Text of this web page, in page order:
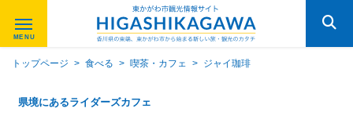
トップページ > 食べる > 喫茶・カフェ > ジャイ珈琲
県境にあるライダーズカフェ